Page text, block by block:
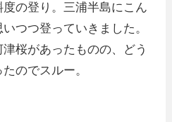
の登り。三浦半島にこん
つつ登っていきました。
桜があったものの、どう
のでスルー。